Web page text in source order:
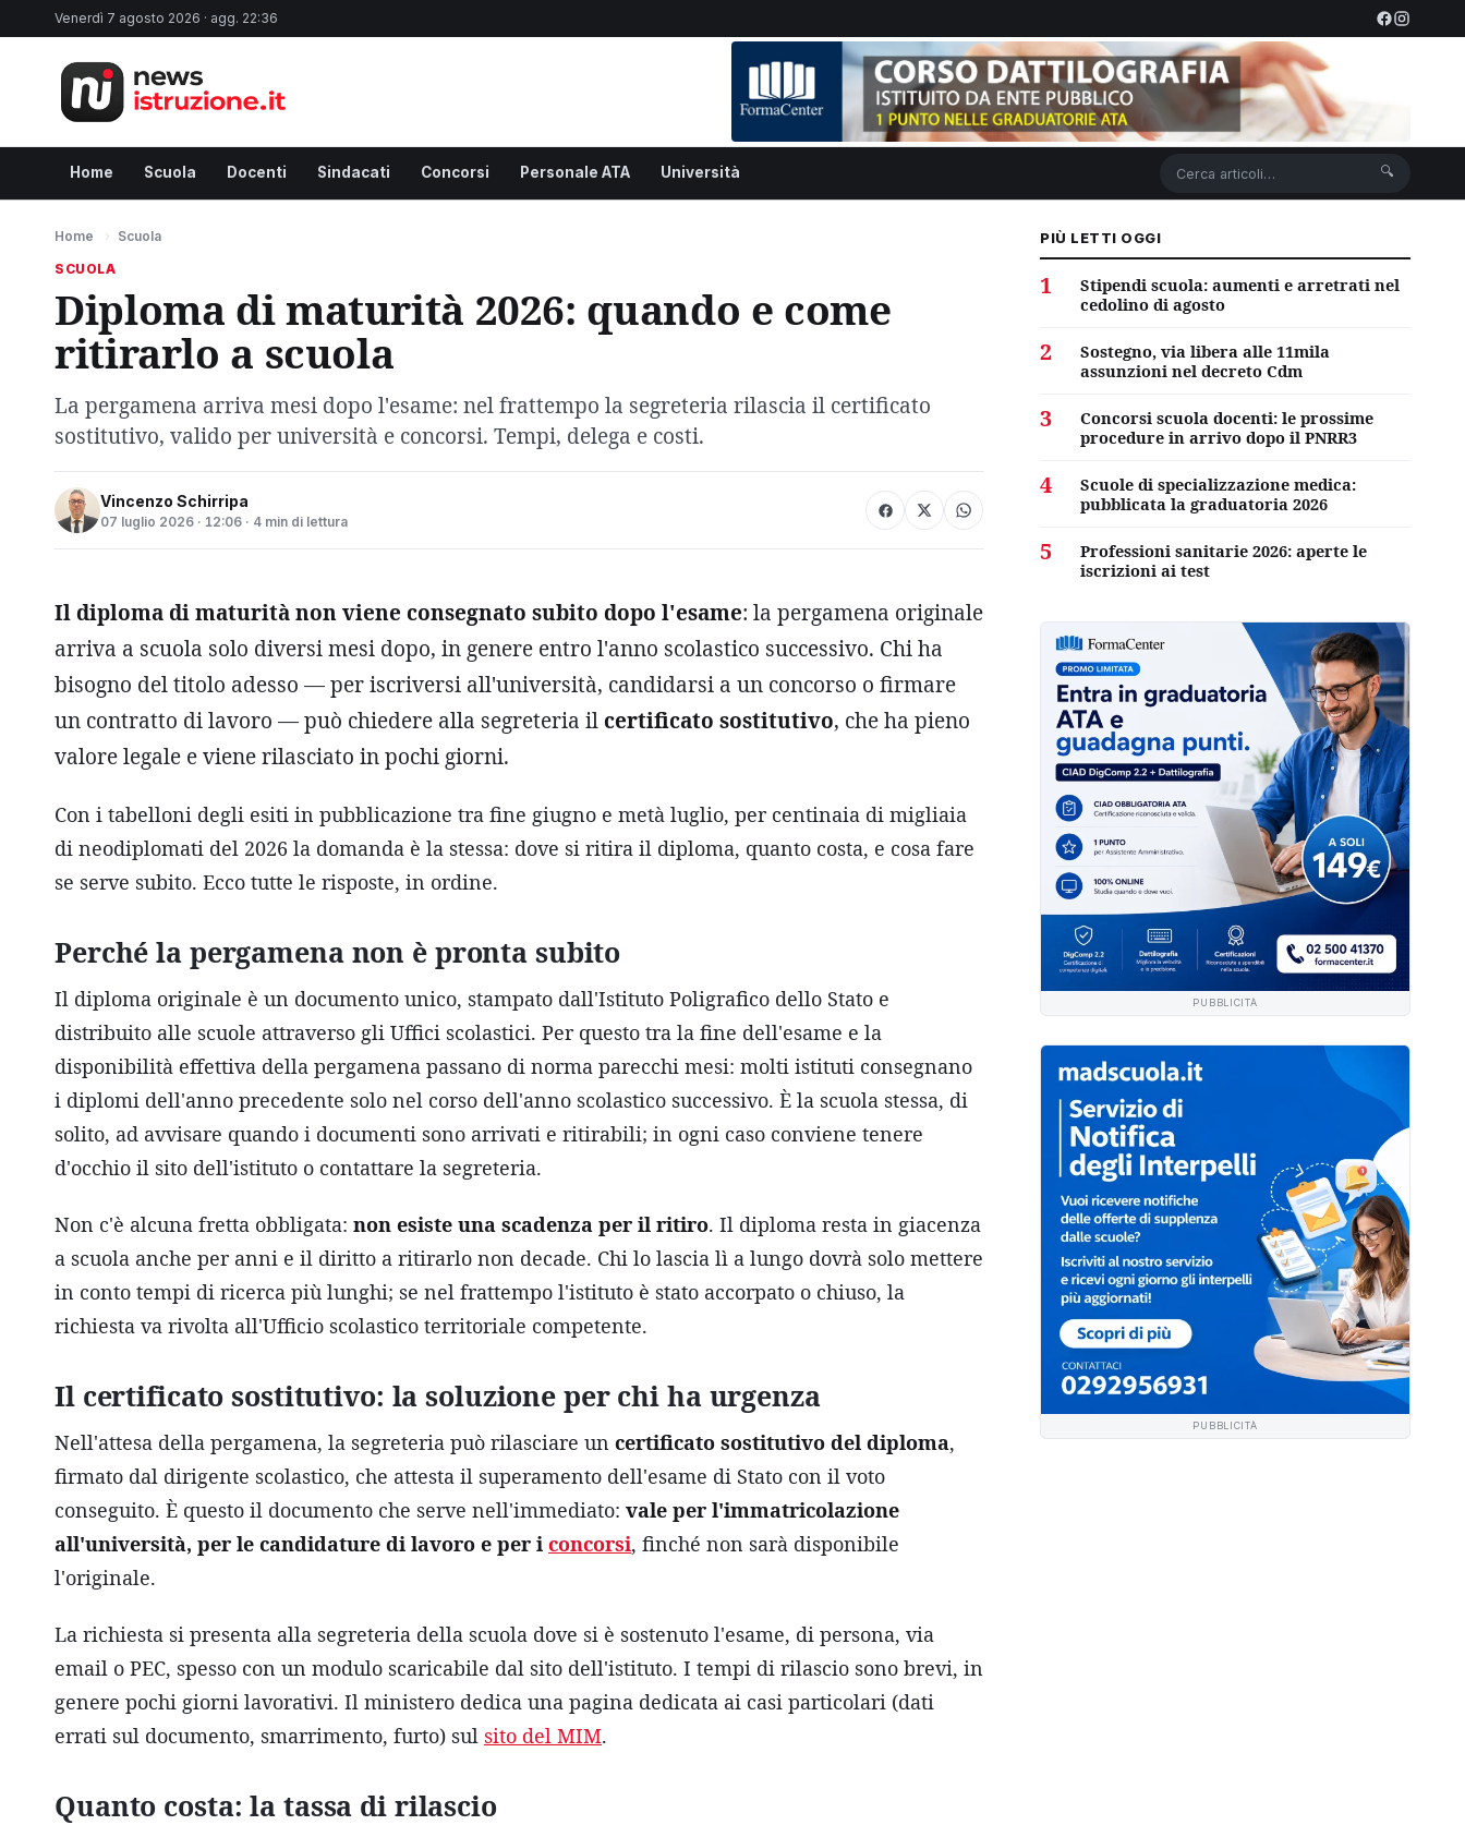
Venerdì 7 agosto 2026 · agg. 22:36
Home Scuola Docenti Sindacati Concorsi Personale ATA Università 🔍
Home › Scuola
SCUOLA
Diploma di maturità 2026: quando e come
ritirarlo a scuola
La pergamena arriva mesi dopo l'esame: nel frattempo la segreteria rilascia il certificato
sostitutivo, valido per università e concorsi. Tempi, delega e costi.
Vincenzo Schirripa
07 luglio 2026 · 12:06 · 4 min di lettura
Il diploma di maturità non viene consegnato subito dopo l'esame: la pergamena originale
arriva a scuola solo diversi mesi dopo, in genere entro l'anno scolastico successivo. Chi ha
bisogno del titolo adesso — per iscriversi all'università, candidarsi a un concorso o firmare
un contratto di lavoro — può chiedere alla segreteria il certificato sostitutivo, che ha pieno
valore legale e viene rilasciato in pochi giorni.
Con i tabelloni degli esiti in pubblicazione tra fine giugno e metà luglio, per centinaia di migliaia
di neodiplomati del 2026 la domanda è la stessa: dove si ritira il diploma, quanto costa, e cosa fare
se serve subito. Ecco tutte le risposte, in ordine.
Perché la pergamena non è pronta subito
Il diploma originale è un documento unico, stampato dall'Istituto Poligrafico dello Stato e
distribuito alle scuole attraverso gli Uffici scolastici. Per questo tra la fine dell'esame e la
disponibilità effettiva della pergamena passano di norma parecchi mesi: molti istituti consegnano
i diplomi dell'anno precedente solo nel corso dell'anno scolastico successivo. È la scuola stessa, di
solito, ad avvisare quando i documenti sono arrivati e ritirabili; in ogni caso conviene tenere
d'occhio il sito dell'istituto o contattare la segreteria.
Non c'è alcuna fretta obbligata: non esiste una scadenza per il ritiro. Il diploma resta in giacenza
a scuola anche per anni e il diritto a ritirarlo non decade. Chi lo lascia lì a lungo dovrà solo mettere
in conto tempi di ricerca più lunghi; se nel frattempo l'istituto è stato accorpato o chiuso, la
richiesta va rivolta all'Ufficio scolastico territoriale competente.
Il certificato sostitutivo: la soluzione per chi ha urgenza
Nell'attesa della pergamena, la segreteria può rilasciare un certificato sostitutivo del diploma,
firmato dal dirigente scolastico, che attesta il superamento dell'esame di Stato con il voto
conseguito. È questo il documento che serve nell'immediato: vale per l'immatricolazione
all'università, per le candidature di lavoro e per i concorsi, finché non sarà disponibile
l'originale.
La richiesta si presenta alla segreteria della scuola dove si è sostenuto l'esame, di persona, via
email o PEC, spesso con un modulo scaricabile dal sito dell'istituto. I tempi di rilascio sono brevi, in
genere pochi giorni lavorativi. Il ministero dedica una pagina dedicata ai casi particolari (dati
errati sul documento, smarrimento, furto) sul sito del MIM.
Quanto costa: la tassa di rilascio
PIÙ LETTI OGGI
1
Stipendi scuola: aumenti e arretrati nel
cedolino di agosto
2
Sostegno, via libera alle 11mila
assunzioni nel decreto Cdm
3
Concorsi scuola docenti: le prossime
procedure in arrivo dopo il PNRR3
4
Scuole di specializzazione medica:
pubblicata la graduatoria 2026
5
Professioni sanitarie 2026: aperte le
iscrizioni ai test
PUBBLICITÀ
PUBBLICITÀ